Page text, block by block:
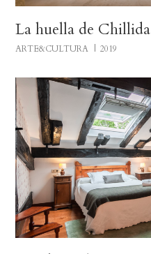
La huella de Chillida
ARTE&CULTURA 2019